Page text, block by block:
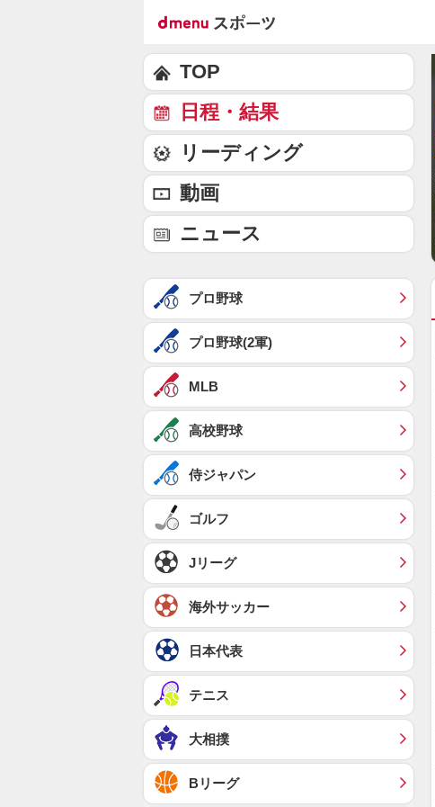
TOP
日程・結果
リーディング
動画
ニュース
プロ野球
プロ野球(2軍)
MLB
高校野球
侍ジャパン
ゴルフ
Jリーグ
海外サッカー
日本代表
テニス
大相撲
Bリーグ